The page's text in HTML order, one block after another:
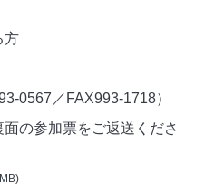
方
0567／FAX993-1718）
の参加票をご返送くださ